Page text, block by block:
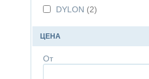
DYLON (2)
ЦЕНА
От